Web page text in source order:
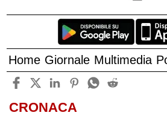
Home Giornale Multimedia
CRONACA